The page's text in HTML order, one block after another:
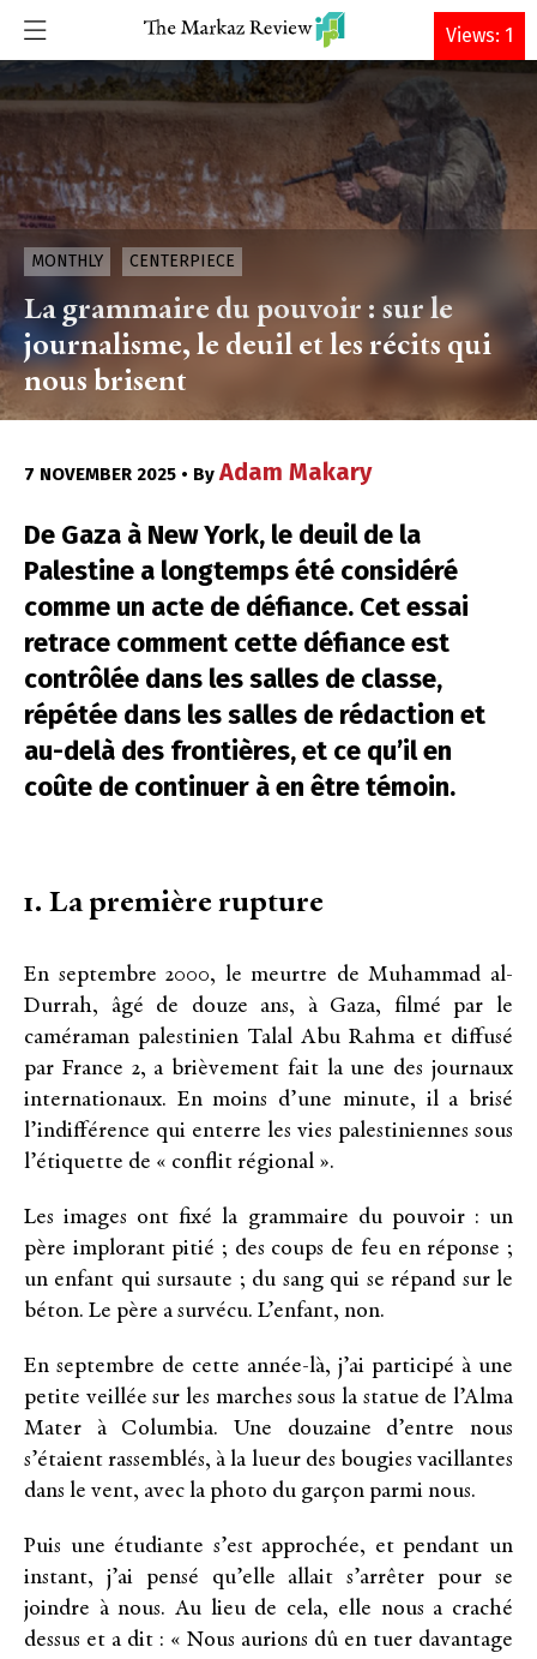
DONATE
MONTHLY CENTERPIECE
La grammaire du pouvoir : sur le
journalisme, le deuil et les récits qui
nous brisent
7 NOVEMBER 2025 • ByAdam Makary
De Gaza à New York, le deuil de la
Palestine a longtemps été considéré
comme un acte de défiance. Cet essai
retrace comment cette défiance est
contrôlée dans les salles de classe,
répétée dans les salles de rédaction et
au-delà des frontières, et ce qu’il en
coûte de continuer à en être témoin.
1. La première rupture
En septembre 2000, le meurtre de Muhammad al-
Durrah, âgé de douze ans, à Gaza, filmé par le
caméraman palestinien Talal Abu Rahma et diffusé
par France 2, a brièvement fait la une des journaux
internationaux. En moins d’une minute, il a brisé
l’indifférence qui enterre les vies palestiniennes sous
l’étiquette de « conflit régional ».
Les images ont fixé la grammaire du pouvoir : un
père implorant pitié ; des coups de feu en réponse ;
un enfant qui sursaute ; du sang qui se répand sur le
béton. Le père a survécu. L’enfant, non.
En septembre de cette année-là, j’ai participé à une
petite veillée sur les marches sous la statue de l’Alma
Mater à Columbia. Une douzaine d’entre nous
s’étaient rassemblés, à la lueur des bougies vacillantes
dans le vent, avec la photo du garçon parmi nous.
Puis une étudiante s’est approchée, et pendant un
instant, j’ai pensé qu’elle allait s’arrêter pour se
joindre à nous. Au lieu de cela, elle nous a craché
dessus et a dit : « Nous aurions dû en tuer davantage
Views: 1